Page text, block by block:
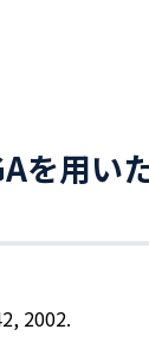
を用い
2002.